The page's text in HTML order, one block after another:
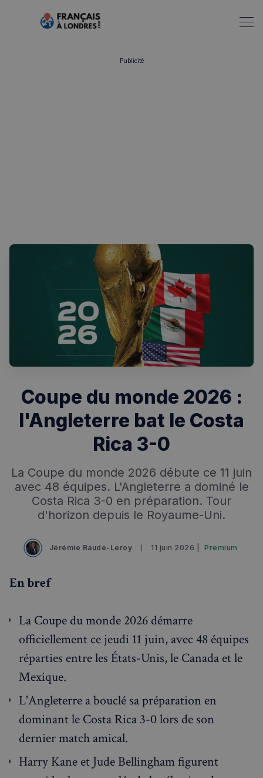
Recherche ✨Chatbot IA
Rechercher dans Français à Londres - Magazine
RECHERCHES POPULAIRES
Annuaire des professionnels
Visites guidées
Événements à venir
Publicité
Coupe du monde 2026 :
l'Angleterre bat le Costa
Rica 3-0
La Coupe du monde 2026 débute ce 11 juin
avec 48 équipes. L'Angleterre a dominé le
Costa Rica 3-0 en préparation. Tour
d'horizon depuis le Royaume-Uni.
Jérémie Raude-Leroy 11 juin 2026 | Premium
En bref
La Coupe du monde 2026 démarre
officiellement ce jeudi 11 juin, avec 48 équipes
réparties entre les États-Unis, le Canada et le
Mexique.
L'Angleterre a bouclé sa préparation en
dominant le Costa Rica 3-0 lors de son
dernier match amical.
Harry Kane et Jude Bellingham figurent